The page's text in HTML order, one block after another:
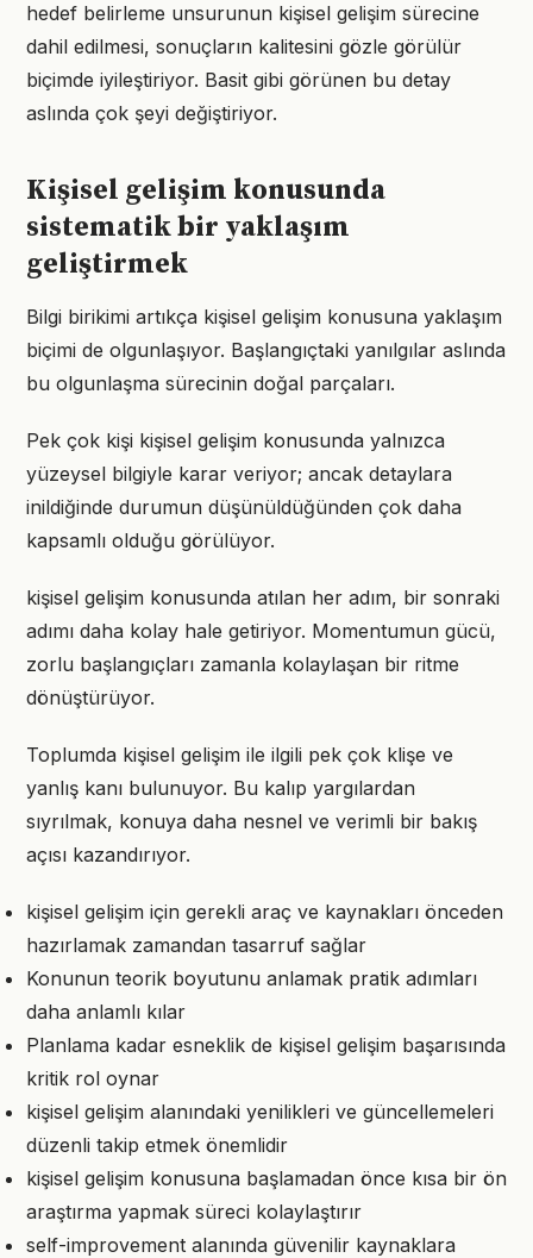
hedef belirleme unsurunun kişisel gelişim sürecine
dahil edilmesi, sonuçların kalitesini gözle görülür
biçimde iyileştiriyor. Basit gibi görünen bu detay
aslında çok şeyi değiştiriyor.
Kişisel gelişim konusunda
sistematik bir yaklaşım
geliştirmek
Bilgi birikimi artıkça kişisel gelişim konusuna yaklaşım
biçimi de olgunlaşıyor. Başlangıçtaki yanılgılar aslında
bu olgunlaşma sürecinin doğal parçaları.
Pek çok kişi kişisel gelişim konusunda yalnızca
yüzeysel bilgiyle karar veriyor; ancak detaylara
inildiğinde durumun düşünüldüğünden çok daha
kapsamlı olduğu görülüyor.
kişisel gelişim konusunda atılan her adım, bir sonraki
adımı daha kolay hale getiriyor. Momentumun gücü,
zorlu başlangıçları zamanla kolaylaşan bir ritme
dönüştürüyor.
Toplumda kişisel gelişim ile ilgili pek çok klişe ve
yanlış kanı bulunuyor. Bu kalıp yargılardan
sıyrılmak, konuya daha nesnel ve verimli bir bakış
açısı kazandırıyor.
kişisel gelişim için gerekli araç ve kaynakları önceden
hazırlamak zamandan tasarruf sağlar
Konunun teorik boyutunu anlamak pratik adımları
daha anlamlı kılar
Planlama kadar esneklik de kişisel gelişim başarısında
kritik rol oynar
kişisel gelişim alanındaki yenilikleri ve güncellemeleri
düzenli takip etmek önemlidir
kişisel gelişim konusuna başlamadan önce kısa bir ön
araştırma yapmak süreci kolaylaştırır
self-improvement alanında güvenilir kaynaklara